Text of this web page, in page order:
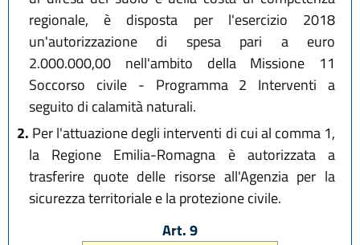
regionale, è disposta per l'esercizio 2018
un'autorizzazione di spesa pari a euro
2.000.000,00 nell'ambito della Missione 11
Soccorso civile - Programma 2 Interventi a
seguito di calamità naturali.
2. Per l'attuazione degli interventi di cui al comma 1,
la Regione Emilia-Romagna è autorizzata a
trasferire quote delle risorse all'Agenzia per la
sicurezza territoriale e la protezione civile.
Art. 9